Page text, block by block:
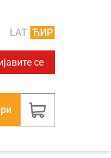
LAT ЋИР
се